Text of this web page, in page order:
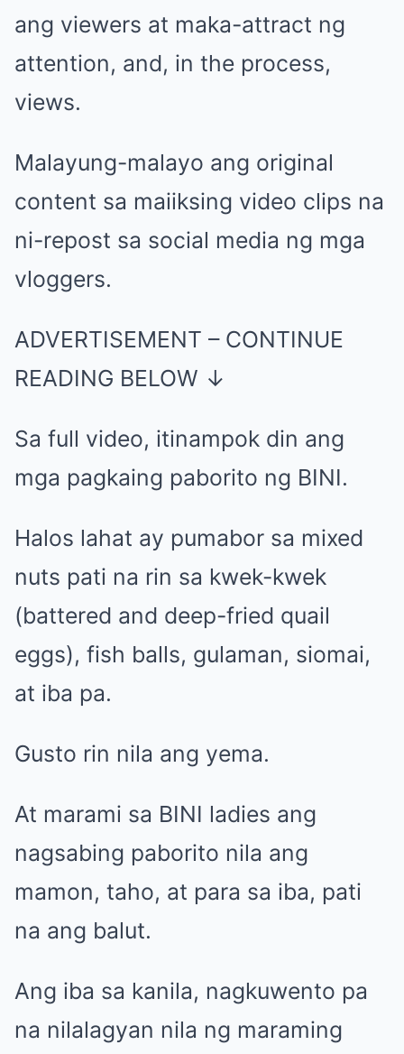
ang viewers at maka-attract ng
attention, and, in the process,
views.
Malayung-malayo ang original
content sa maiiksing video clips na
ni-repost sa social media ng mga
vloggers.
ADVERTISEMENT – CONTINUE
READING BELOW ↓
Sa full video, itinampok din ang
mga pagkaing paborito ng BINI.
Halos lahat ay pumabor sa mixed
nuts pati na rin sa kwek-kwek
(battered and deep-fried quail
eggs), fish balls, gulaman, siomai,
at iba pa.
Gusto rin nila ang yema.
At marami sa BINI ladies ang
nagsabing paborito nila ang
mamon, taho, at para sa iba, pati
na ang balut.
Ang iba sa kanila, nagkuwento pa
na nilalagyan nila ng maraming